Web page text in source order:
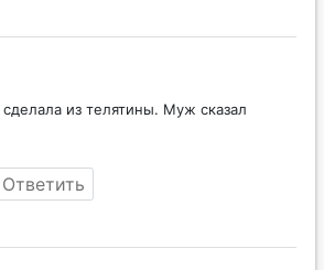
из телятины. Муж сказал
Ответить